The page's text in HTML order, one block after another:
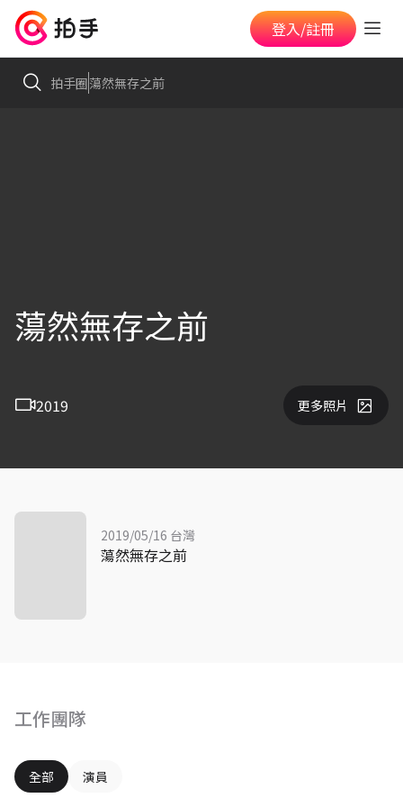
登入/註冊
拍手圈蕩然無存之前
蕩然無存之前
2019 更多照片
工作團隊
全部 演員
2019/05/16 台灣
蕩然無存之前